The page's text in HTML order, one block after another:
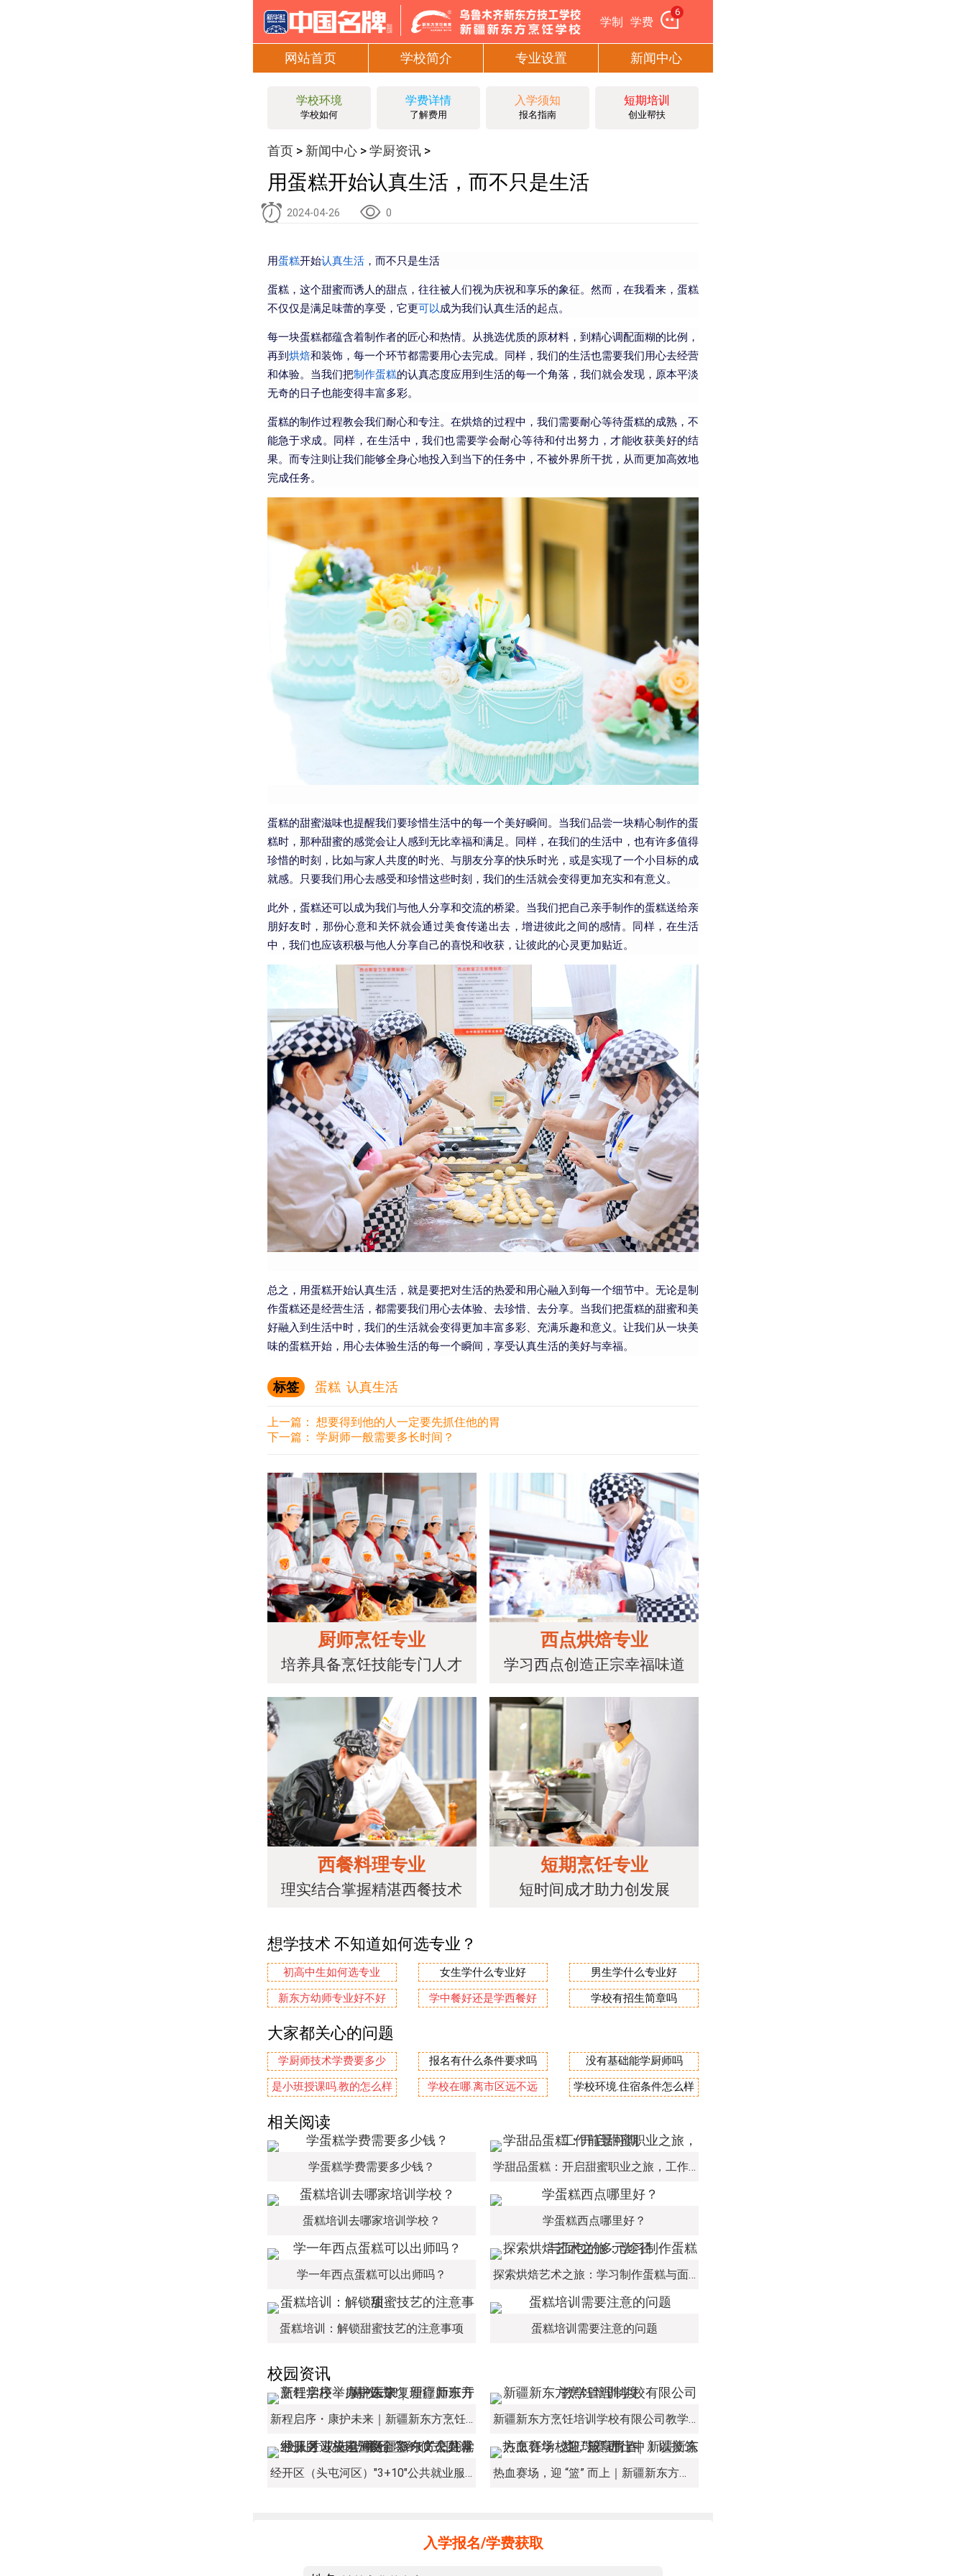
学制 学费
6
网站首页 学校简介 专业设置 新闻中心
学校环境
学校如何
学费详情
了解费用
入学须知
报名指南
短期培训
创业帮扶
首页> 新闻中心> 学厨资讯>
用蛋糕开始认真生活，而不只是生活
2024-04-26 0
用蛋糕开始认真生活，而不只是生活
蛋糕，这个甜蜜而诱人的甜点，往往被人们视为庆祝和享乐的象征。然而，在我看来，蛋糕
不仅仅是满足味蕾的享受，它更可以成为我们认真生活的起点。
每一块蛋糕都蕴含着制作者的匠心和热情。从挑选优质的原材料，到精心调配面糊的比例，
再到烘焙和装饰，每一个环节都需要用心去完成。同样，我们的生活也需要我们用心去经营
和体验。当我们把制作蛋糕的认真态度应用到生活的每一个角落，我们就会发现，原本平淡
无奇的日子也能变得丰富多彩。
蛋糕的制作过程教会我们耐心和专注。在烘焙的过程中，我们需要耐心等待蛋糕的成熟，不
能急于求成。同样，在生活中，我们也需要学会耐心等待和付出努力，才能收获美好的结
果。而专注则让我们能够全身心地投入到当下的任务中，不被外界所干扰，从而更加高效地
完成任务。
蛋糕的甜蜜滋味也提醒我们要珍惜生活中的每一个美好瞬间。当我们品尝一块精心制作的蛋
糕时，那种甜蜜的感觉会让人感到无比幸福和满足。同样，在我们的生活中，也有许多值得
珍惜的时刻，比如与家人共度的时光、与朋友分享的快乐时光，或是实现了一个小目标的成
就感。只要我们用心去感受和珍惜这些时刻，我们的生活就会变得更加充实和有意义。
此外，蛋糕还可以成为我们与他人分享和交流的桥梁。当我们把自己亲手制作的蛋糕送给亲
朋好友时，那份心意和关怀就会通过美食传递出去，增进彼此之间的感情。同样，在生活
中，我们也应该积极与他人分享自己的喜悦和收获，让彼此的心灵更加贴近。
总之，用蛋糕开始认真生活，就是要把对生活的热爱和用心融入到每一个细节中。无论是制
作蛋糕还是经营生活，都需要我们用心去体验、去珍惜、去分享。当我们把蛋糕的甜蜜和美
好融入到生活中时，我们的生活就会变得更加丰富多彩、充满乐趣和意义。让我们从一块美
味的蛋糕开始，用心去体验生活的每一个瞬间，享受认真生活的美好与幸福。
标签 蛋糕 认真生活
上一篇： 想要得到他的人一定要先抓住他的胃
下一篇： 学厨师一般需要多长时间？
厨师烹饪专业
培养具备烹饪技能专门人才
西点烘焙专业
学习西点创造正宗幸福味道
西餐料理专业
理实结合掌握精湛西餐技术
短期烹饪专业
短时间成才助力创发展
想学技术 不知道如何选专业？
初高中生如何选专业 女生学什么专业好 男生学什么专业好
新东方幼师专业好不好 学中餐好还是学西餐好 学校有招生简章吗
大家都关心的问题
学厨师技术学费要多少 报名有什么条件要求吗 没有基础能学厨师吗
是小班授课吗.教的怎么样 学校在哪.离市区远不远 学校环境.住宿条件怎么样
相关阅读
学蛋糕学费需要多少钱？ 学甜品蛋糕：开启甜蜜职业之旅，工作前景可期
蛋糕培训去哪家培训学校？ 学蛋糕西点哪里好？
学一年西点蛋糕可以出师吗？ 探索烘焙艺术之旅：学习制作蛋糕与面包的多元途径
蛋糕培训：解锁甜蜜技艺的注意事项 蛋糕培训需要注意的问题
校园资讯
新程启序・康护未来｜新疆新东方烹饪学校举办中医康复理疗师班开幕仪式！ 新疆新东方烹饪培训学校有限公司教学管理制度
经开区（头屯河区）"3+10"公共就业服务进校园暨新疆新东方烹饪学校人才双选会+校企签约仪式圆满举行 热血赛场，迎 “篮” 而上｜新疆新东方烹饪学校篮球赛进行中！以技筑梦，乐享青春
入学报名/学费获取